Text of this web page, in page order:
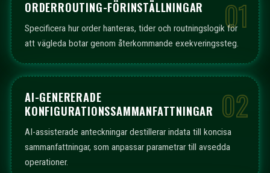
01
ORDERROUTING-FÖRINSTÄLLNINGAR
Specificera hur order hanteras, tider och routningslogik för
att vägleda botar genom återkommande exekveringssteg.
02
AI-GENERERADE
KONFIGURATIONSSAMMANFATTNINGAR
AI-assisterade anteckningar destillerar indata till koncisa
sammanfattningar, som anpassar parametrar till avsedda
operationer.